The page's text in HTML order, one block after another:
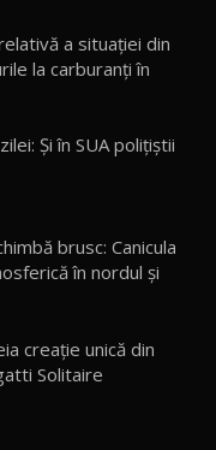
a cucerit Moldova
a situației din
la carburanți în
Și în SUA polițiștii
brusc: Canicula
în nordul și
creație unică din
Solitaire